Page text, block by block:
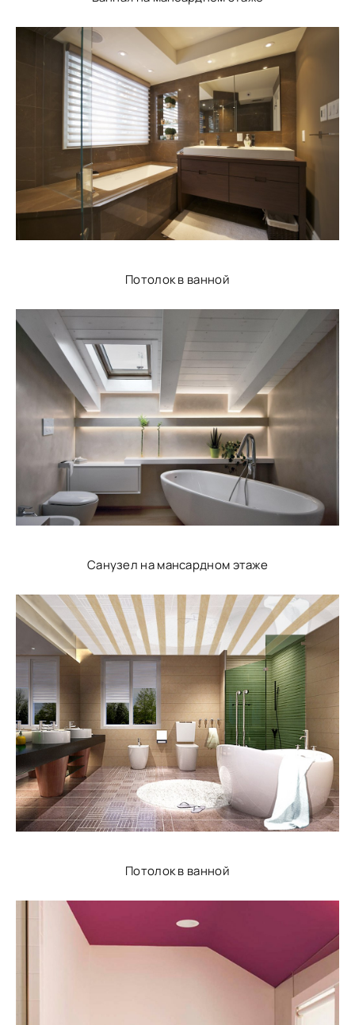
Потолок в ванной
Санузел на мансардном этаже
Потолок в ванной